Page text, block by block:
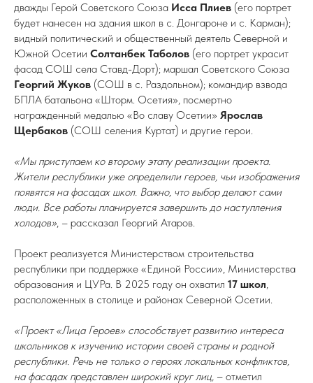
дважды Герой Советского Союза Исса Плиев (его портрет
будет нанесен на здания школ в с. Донгароне и с. Карман);
видный политический и общественный деятель Северной и
Южной Осетии Солтанбек Таболов (его портрет украсит
фасад СОШ села Ставд-Дорт); маршал Советского Союза
Георгий Жуков (СОШ в с. Раздольном); командир взвода
БПЛА батальона «Шторм. Осетия», посмертно
награжденный медалью «Во славу Осетии» Ярослав
Щербаков (СОШ селения Куртат) и другие герои.
«Мы приступаем ко второму этапу реализации проекта.
Жители республики уже определили героев, чьи изображения
появятся на фасадах школ. Важно, что выбор делают сами
люди. Все работы планируется завершить до наступления
холодов», – рассказал Георгий Атаров.
Проект реализуется Министерством строительства
республики при поддержке «Единой России», Министерства
образования и ЦУРа. В 2025 году он охватил 17 школ,
расположенных в столице и районах Северной Осетии.
«Проект «Лица Героев» способствует развитию интереса
школьников к изучению истории своей страны и родной
республики. Речь не только о героях локальных конфликтов,
на фасадах представлен широкий круг лиц, – отметил